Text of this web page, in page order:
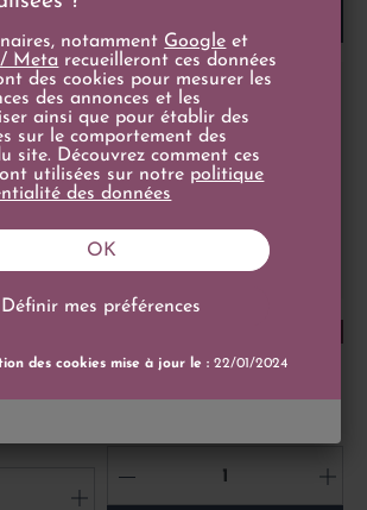
19+/20
des
+
Latour-de-Grès 2023 -
- +
notamment Google et
/ Meta recueilleront ces données
des cookies pour mesurer les
des annonces et les
ainsi que pour établir des
sur le comportement des
site. Découvrez comment ces
utilisées sur notre politique
des données
Définir mes préférences
OK
des cookies mise à jour le :22/01/2024